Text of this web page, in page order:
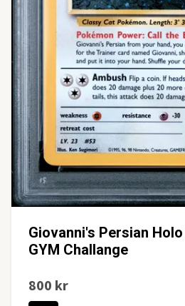
Giovanni's Persian
GYM Challange
800 kr